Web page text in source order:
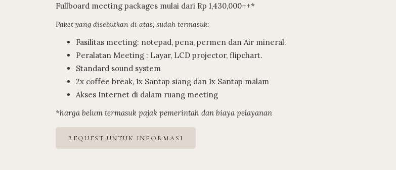
Fullboard meeting packages mulai dari Rp 1,430,000++*
Paket yang disebutkan di atas, sudah termasuk:
Fasilitas meeting: notepad, pena, permen dan Air mineral.
Peralatan Meeting : Layar, LCD projector, flipchart.
Standard sound system
2x coffee break, 1x Santap siang dan 1x Santap malam
Akses Internet di dalam ruang meeting
*harga belum termasuk pajak pemerintah dan biaya pelayanan
REQUEST UNTUK INFORMASI